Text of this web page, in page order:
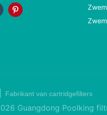
Fabrikant van cartridgefilters
Guangdong Poolking